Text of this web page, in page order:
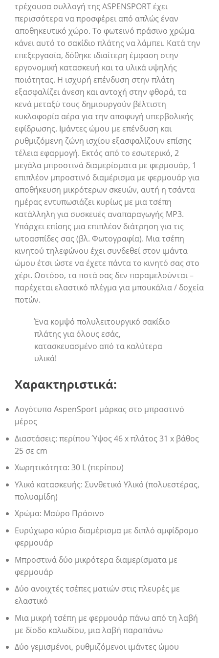
τρέχουσα συλλογή της ASPENSPORT έχει
περισσότερα να προσφέρει από απλώς έναν
αποθηκευτικό χώρο. Το φωτεινό πράσινο χρώμα
κάνει αυτό το σακίδιο πλάτης να λάμπει. Κατά την
επεξεργασία, δόθηκε ιδιαίτερη έμφαση στην
εργονομική κατασκευή και τα υλικά υψηλής
ποιότητας. Η ισχυρή επένδυση στην πλάτη
εξασφαλίζει άνεση και αντοχή στην φθορά, τα
κενά μεταξύ τους δημιουργούν βέλτιστη
κυκλοφορία αέρα για την αποφυγή υπερβολικής
εφίδρωσης. Ιμάντες ώμου με επένδυση και
ρυθμιζόμενη ζώνη ισχίου εξασφαλίζουν επίσης
τέλεια εφαρμογή. Εκτός από το εσωτερικό, 2
μεγάλα μπροστινά διαμερίσματα με φερμουάρ, 1
επιπλέον μπροστινό διαμέρισμα με φερμουάρ για
αποθήκευση μικρότερων σκευών, αυτή η τσάντα
ημέρας εντυπωσιάζει κυρίως με μια τσέπη
κατάλληλη για συσκευές αναπαραγωγής MP3.
Υπάρχει επίσης μια επιπλέον διάτρηση για τις
ωτοασπίδες σας (βλ. Φωτογραφία). Μια τσέπη
κινητού τηλεφώνου έχει συνδεθεί στον ιμάντα
ώμου έτσι ώστε να έχετε πάντα το κινητό σας στο
χέρι. Ωστόσο, τα ποτά σας δεν παραμελούνται –
παρέχεται ελαστικό πλέγμα για μπουκάλια / δοχεία
ποτών.
Ένα κομψό πολυλειτουργικό σακίδιο
πλάτης για όλους εσάς,
κατασκευασμένο από τα καλύτερα
υλικά!
Χαρακτηριστικά:
Λογότυπο AspenSport μάρκας στο μπροστινό
μέρος
Διαστάσεις: περίπου Ύψος 46 x πλάτος 31 x βάθος
25 σε cm
Χωρητικότητα: 30 L (περίπου)
Υλικό κατασκευής: Συνθετικό Υλικό (πολυεστέρας,
πολυαμίδη)
Χρώμα: Μαύρο Πράσινο
Ευρύχωρο κύριο διαμέρισμα με διπλό αμφίδρομο
φερμουάρ
Μπροστινά δύο μικρότερα διαμερίσματα με
φερμουάρ
Δύο ανοιχτές τσέπες ματιών στις πλευρές με
ελαστικό
Μια μικρή τσέπη με φερμουάρ πάνω από τη λαβή
με δίοδο καλωδίου, μια λαβή παραπάνω
Δύο γεμισμένοι, ρυθμιζόμενοι ιμάντες ώμου